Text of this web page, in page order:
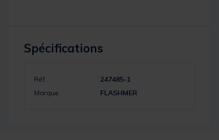
Spécifications
Réf.
247485-1
Marque
FLASHMER